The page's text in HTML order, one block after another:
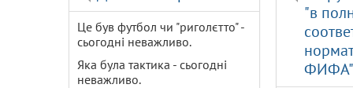
довіряють.
включили.
будуть
притискати.
Це був футбол чи "риголєтто" -
сьогодні неважливо.
Яка була тактика - сьогодні
неважливо.
"в
ФИФА"